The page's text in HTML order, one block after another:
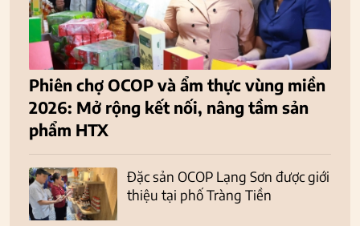
Phiên chợ OCOP và ẩm thực vùng miền
2026: Mở rộng kết nối, nâng tầm sản
phẩm HTX
Đặc sản OCOP Lạng Sơn được giới
thiệu tại phố Tràng Tiền